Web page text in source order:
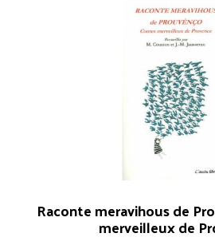
Raconte meravihous de
merveilleux de